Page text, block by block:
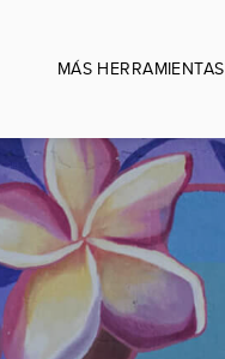
MÁS HERRAMIENTAS